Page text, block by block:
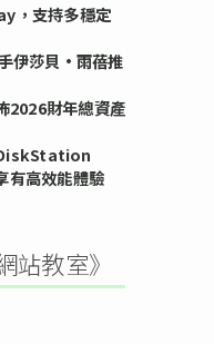
，支持多穩定
伊莎貝•雨蓓推
財年總資產
有高效能體驗
站教室》